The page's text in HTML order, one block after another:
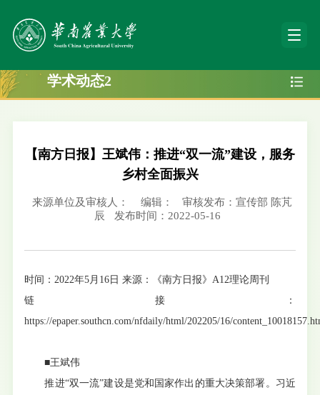
学术动态2
【南方日报】王斌伟：推进“双一流”建设，服务
乡村全面振兴
来源单位及审核人： 编辑：
审核发布：宣传部 陈芃
辰
发布时间：2022-05-16
时间：2022年5月16日 来源：《南方日报》A12理论周刊
链接：
https://epaper.southcn.com/nfdaily/html/202205/16/
■王斌伟
推进“双一流”建设是党和国家作出的重大决策部署。习近